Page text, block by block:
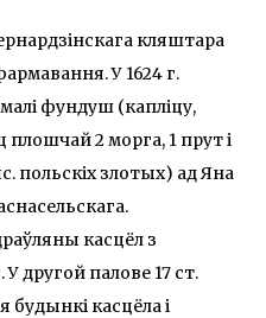
кляштара
У 1624 г.
фундуш (капліцу,
2 морга, 1 прут і
польскіх злотых) ад Яна
касцёл з
У другой палове 17 ст.
касцёла і